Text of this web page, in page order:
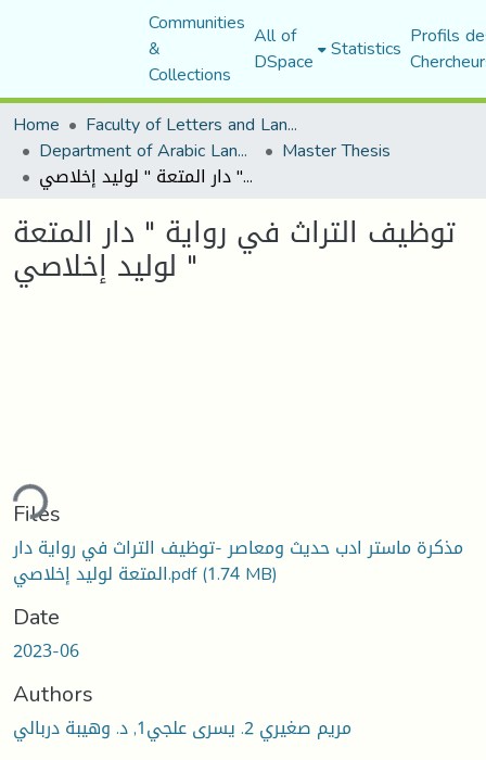
Communities
&
Collections
All of
DSpace Statistics Profils
Home
Faculty of Letters and Languages
Department of Arabic Language and Literature Master Thesis
توظيف التراث في رواية " دار المتعة " لوليد إخلاصي
توظيف التراث في رواية " دار المتعة
" لوليد إخلاصي
Files
مذكرة ماستر ادب حديث ومعاصر -توظيف التراث في رواية دار
المتعة لوليد إخلاصي.pdf(1.74 MB)
Date
2023-06
Authors
مريم صغيري 2. يسرى علجي1, د. وهيبة دربالي